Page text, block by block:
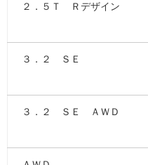
２．５Ｔ Ｒデザイン
３．２ ＳＥ
３．２ ＳＥ ＡＷＤ